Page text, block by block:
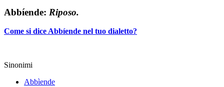
Abbíende: Riposo.
Come si dice Abbíende nel tuo dialetto?
Sinonimi
Abbìende